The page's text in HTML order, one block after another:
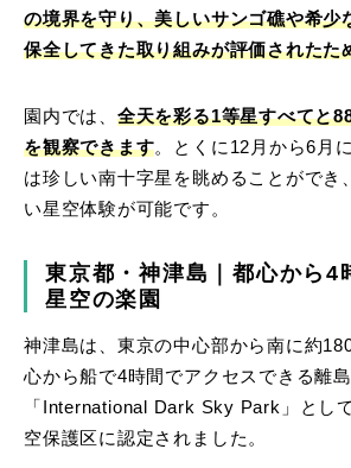
の境界を守り、美しいサンゴ礁や希少
保全してきた取り組みが評価されたた
園内では、 全天を彩る1等星すべてと
を観察できます。とくに12月から6月
は珍しい南十字星を眺めることができ
い星空体験が可能です。
東京都・神津島｜都心から4
星空の楽園
神津島は、東京の中心部から南に約
心から船で4時間でアクセスできる離
「International Dark Sky Park」とし
空保護区に認定されました。